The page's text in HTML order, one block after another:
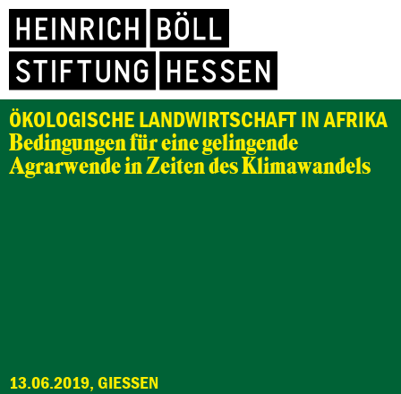
ÖKOLOGISCHE LANDWIRTSCHAFT IN AFRIKA
Bedingungen für eine gelingende
Agrarwende in Zeiten des Klimawandels
13.06.2019, GIESSEN